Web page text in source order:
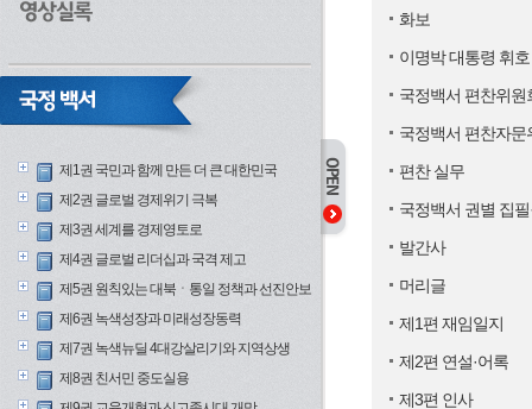
제1권 국민과 함께 만든 더 큰 대한민국
제2권 글로벌 경제위기 극복
제3권 세계를 경제영토로
제4권 글로벌 리더십과 국격 제고
제5권 원칙있는 대북ㆍ통일 정책과 선진안보
제6권 녹색성장과 미래성장동력
제7권 녹색뉴딜 4대강살리기와 지역상생
제8권 친서민 중도실용
화보
이명박 대통령 휘호
국정백서 편찬위원
국정백서 편찬자문
편찬 실무
국정백서 권별 집
발간사
머리글
제1편 재임일지
제2편 연설·어록
제3편 인사